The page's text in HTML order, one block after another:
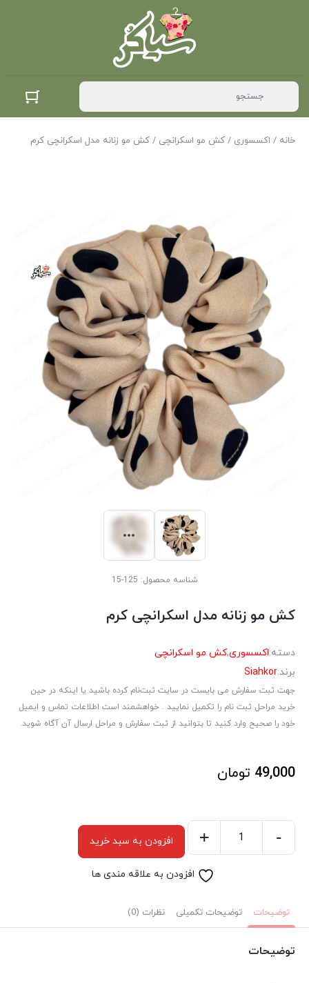
خانه / اکسسوری / کش مو اسکرانچی / کش مو زنانه مدل اسکرانچی کرم
شناسه محصول: 125-15
کش مو زنانه مدل اسکرانچی کرم
دسته:اکسسوری,کش مو اسکرانچی
برند:Siahkor
جهت ثبت سفارش می بایست در سایت ثبت‌نام کرده باشید یا اینکه در حین
خرید مراحل ثبت نام را تکمیل نمایید . خواهشمند است اطلاعات تماس و ایمیل
خود را صحیح وارد کنید تا بتوانید از ثبت سفارش و مراحل ارسال آن آگاه شوید.
49,000 تومان
اسکرانچی
-
+ افزودن به سبد خرید
افزودن به علاقه مندی ها
توضیحات توضیحات تکمیلی نظرات (0)
توضیحات